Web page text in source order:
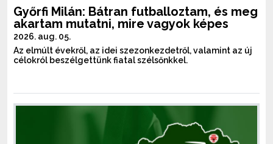
Győrfi Milán: Bátran futballoztam, és meg
akartam mutatni, mire vagyok képes
2026. aug. 05.
Az elmúlt évekről, az idei szezonkezdetről, valamint az új
célokról beszélgettünk fiatal szélsőnkkel.